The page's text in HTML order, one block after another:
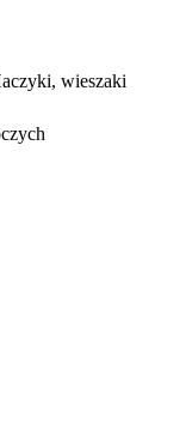
wieszaki